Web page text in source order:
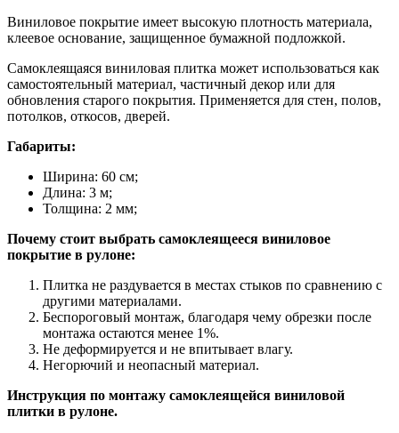
Виниловое покрытие имеет высокую плотность материала,
клеевое основание, защищенное бумажной подложкой.
Самоклеящаяся виниловая плитка может использоваться как
самостоятельный материал, частичный декор или для
обновления старого покрытия. Применяется для стен, полов,
потолков, откосов, дверей.
Габариты:
Ширина: 60 см;
Длина: 3 м;
Толщина: 2 мм;
Почему стоит выбрать самоклеящееся виниловое
покрытие в рулоне:
Плитка не раздувается в местах стыков по сравнению с
другими материалами.
Беспороговый монтаж, благодаря чему обрезки после
монтажа остаются менее 1%.
Не деформируется и не впитывает влагу.
Негорючий и неопасный материал.
Инструкция по монтажу самоклеящейся виниловой
плитки в рулоне.